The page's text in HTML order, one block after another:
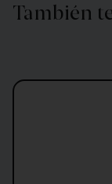
También